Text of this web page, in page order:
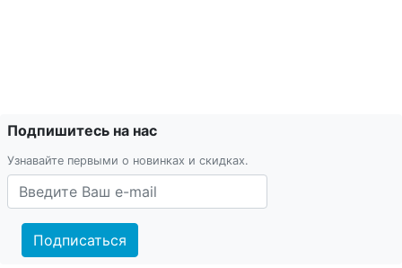
Подпишитесь на нас
Узнавайте первыми о новинках и скидках.
Подписаться